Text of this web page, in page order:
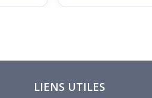
LIENS UTILES